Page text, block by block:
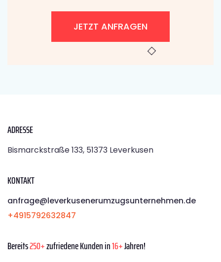
JETZT ANFRAGEN
ADRESSE
Bismarckstraße 133, 51373 Leverkusen
KONTAKT
anfrage@leverkusenerumzugsunternehmen.de
+4915792632847
Bereits250+zufriedene Kunden in16+Jahren!